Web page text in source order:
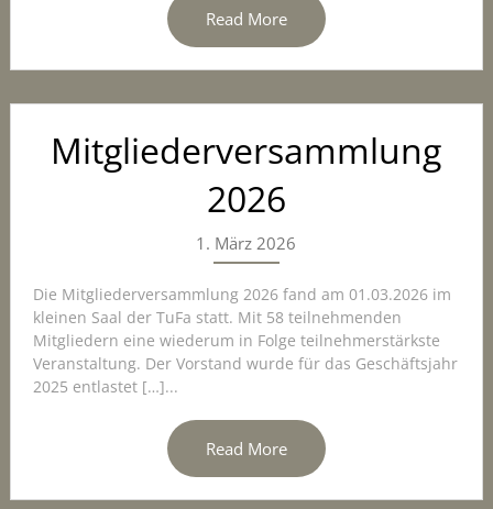
Read More
Mitgliederversammlung
2026
1. März 2026
Die Mitgliederversammlung 2026 fand am 01.03.2026 im
kleinen Saal der TuFa statt. Mit 58 teilnehmenden
Mitgliedern eine wiederum in Folge teilnehmerstärkste
Veranstaltung. Der Vorstand wurde für das Geschäftsjahr
2025 entlastet […]...
Read More